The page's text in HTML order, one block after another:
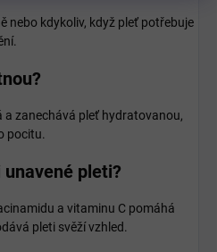
nebo kdykoliv, když pleť potřebuje
a zanechává pleť hydratovanou,
pocitu.
pleti?
a vitaminu C pomáhá
pleti svěží vzhled.